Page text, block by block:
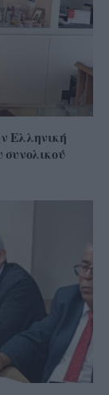
Ελληνική
συνολικού